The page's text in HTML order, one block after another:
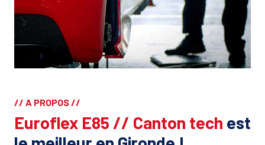
// A PROPOS //
Euroflex E85 // Canton tech est